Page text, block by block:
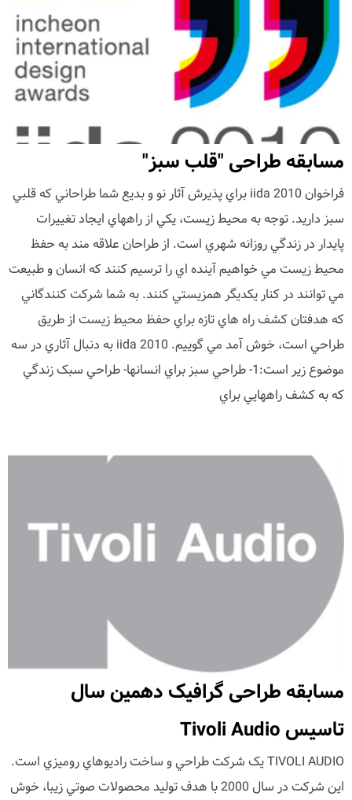
مسابقه طراحی "قلب سبز"
فراخوان iida 2010 براي پذيرش آثار نو و بديع شما طراحاني که قلبي
سبز داريد. توجه به محيط زيست، يکي از راههاي ايجاد تغييرات
پايدار در زندگي روزانه شهري است. از طراحان علاقه مند به حفظ
محيط زيست مي خواهيم آينده اي را ترسيم کنند که انسان و طبيعت
مي توانند در کنار يکديگر همزيستي کنند. به شما شرکت کنندگاني
که هدفتان کشف راه هاي تازه براي حفظ محيط زيست از طريق
طراحي است، خوش آمد مي گوييم. iida 2010 به دنبال آثاري در سه
موضوع زير است:1- طراحي سبز براي انسانها- طراحي سبک زندگي
که به کشف راههايي براي
مسابقه طراحی گرافیک دهمين سال
تاسيس Tivoli Audio
TIVOLI AUDIO يک شرکت طراحي و ساخت راديوهاي روميزي است.
اين شرکت در سال 2000 با هدف توليد محصولات صوتي زيبا، خوش